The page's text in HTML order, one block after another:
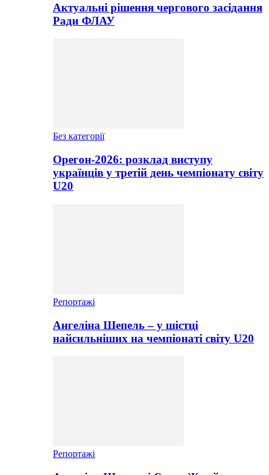
Актуальні рішення чергового засідання
Ради ФЛАУ
Без категорії
Орегон-2026: розклад виступу
українців у третій день чемпіонату світу
U20
Репортажі
Ангеліна Шепель – у шістці
найсильніших на чемпіонаті світу U20
Репортажі